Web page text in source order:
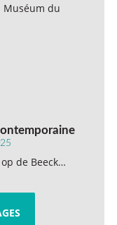
Muséum du
de Beeck…